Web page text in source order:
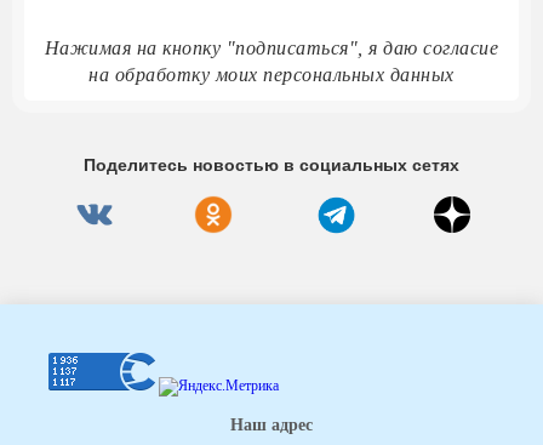
Нажимая на кнопку "подписаться", я даю согласие
на обработку моих персональных данных
Поделитесь новостью в социальных сетях
Наш адрес